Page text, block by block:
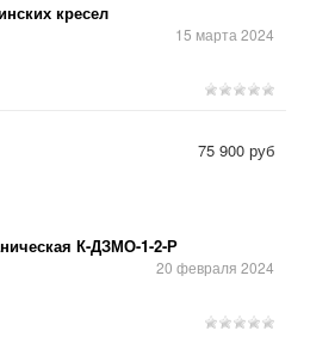
кресел
15 марта 2024
К-ДЗМО-1-2-Р
20 февраля 2024
75 900 руб